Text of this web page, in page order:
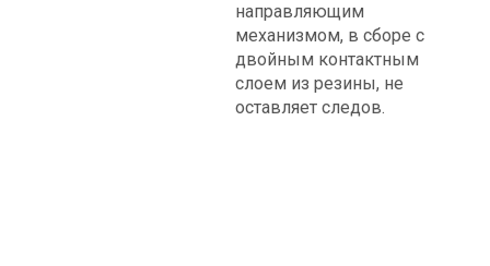
направляющим
механизмом, в сборе с
двойным контактным
слоем из резины, не
оставляет следов.